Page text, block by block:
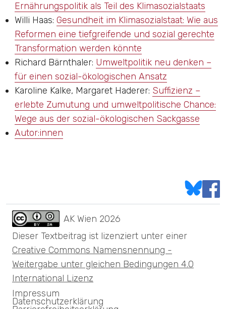
Ernährungspolitik als Teil des Klimasozialstaats
Willi Haas: Gesundheit im Klimasozialstaat: Wie aus
Reformen eine tiefgreifende und sozial gerechte
Transformation werden könnte
Richard Bärnthaler: Umweltpolitik neu denken –
für einen sozial-ökologischen Ansatz
Karoline Kalke, Margaret Haderer: Suffizienz –
erlebte Zumutung und umweltpolitische Chance:
Wege aus der sozial-ökologischen Sackgasse
Autor:innen
AK Wien 2026
Dieser Textbeitrag ist lizenziert unter einer
Creative Commons Namensnennung -
Weitergabe unter gleichen Bedingungen 4.0
International Lizenz
Impressum
Datenschutzerklärung